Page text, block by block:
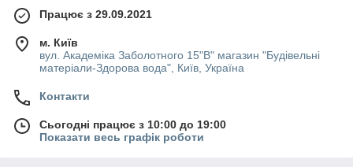
Працює з 29.09.2021
м. Київ
вул. Академіка Заболотного 15"В" магазин "Будівельні
матеріали-Здорова вода", Київ, Україна
Контакти
Сьогодні працює з 10:00 до 19:00
Показати весь графік роботи